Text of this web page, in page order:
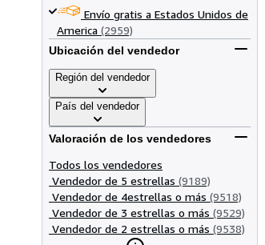
Envío gratis a Estados Unidos de
America (2959)
Ubicación del vendedor
Región del vendedor
País del vendedor
Valoración de los vendedores
Todos los vendedores
Vendedor de 5 estrellas (9189)
Vendedor de 4estrellas o más (9518)
Vendedor de 3 estrellas o más (9529)
Vendedor de 2 estrellas o más (9538)